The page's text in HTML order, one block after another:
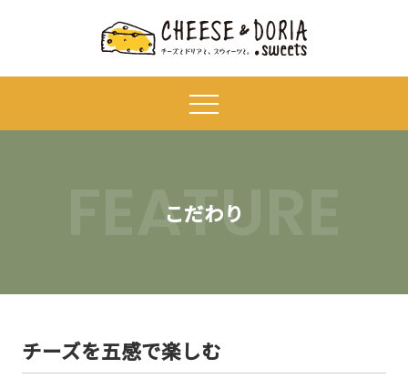
FEATURE
こだわり
チーズを五感で楽しむ